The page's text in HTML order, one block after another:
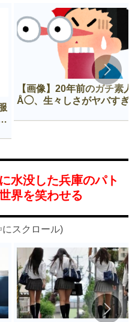
【画像】20年前のガチ素人
Å◯、生々しさがヤバすぎ
水没した兵庫のパト
界を笑わせる
スクロール)